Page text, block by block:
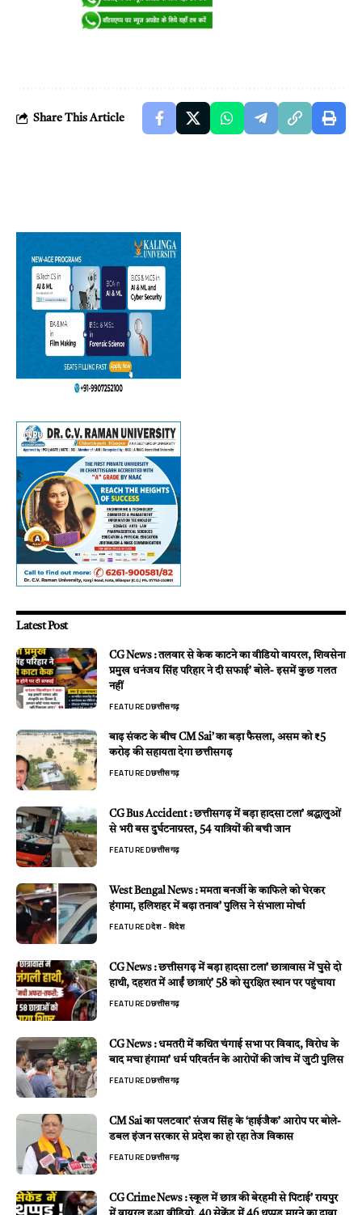
Share This Article
Latest Post
CG News : तलवार से केक काटने का वीडियो वायरल, शिवसेना
प्रमुख धनंजय सिंह परिहार ने दी सफाई’ बोले- इसमें कुछ गलत
नहीं
FEATUREDछत्तीसगढ़
बाढ़ संकट के बीच CM Sai’ का बड़ा फैसला, असम को ₹5
करोड़ की सहायता देगा छत्तीसगढ़
FEATUREDछत्तीसगढ़
CG Bus Accident : छत्तीसगढ़ में बड़ा हादसा टला’ श्रद्धालुओं
से भरी बस दुर्घटनाग्रस्त, 54 यात्रियों की बची जान
FEATUREDछत्तीसगढ़
West Bengal News : ममता बनर्जी के काफिले को घेरकर
हंगामा, हलिशहर में बढ़ा तनाव’ पुलिस ने संभाला मोर्चा
FEATUREDदेश - विदेश
CG News : छत्तीसगढ़ में बड़ा हादसा टला’ छात्रावास में घुसे दो
हाथी, दहशत में आईं छात्राएं’ 58 को सुरक्षित स्थान पर पहुंचाया
FEATUREDछत्तीसगढ़
CG News : धमतरी में कथित चंगाई सभा पर विवाद, विरोध के
बाद मचा हंगामा’ धर्म परिवर्तन के आरोपों की जांच में जुटी पुलिस
FEATUREDछत्तीसगढ़
CM Sai का पलटवार’ संजय सिंह के ‘हाईजैक’ आरोप पर बोले-
डबल इंजन सरकार से प्रदेश का हो रहा तेज विकास
FEATUREDछत्तीसगढ़
CG Crime News : स्कूल में छात्र की बेरहमी से पिटाई’ रायपुर